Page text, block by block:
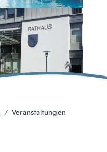
Veranstaltungen